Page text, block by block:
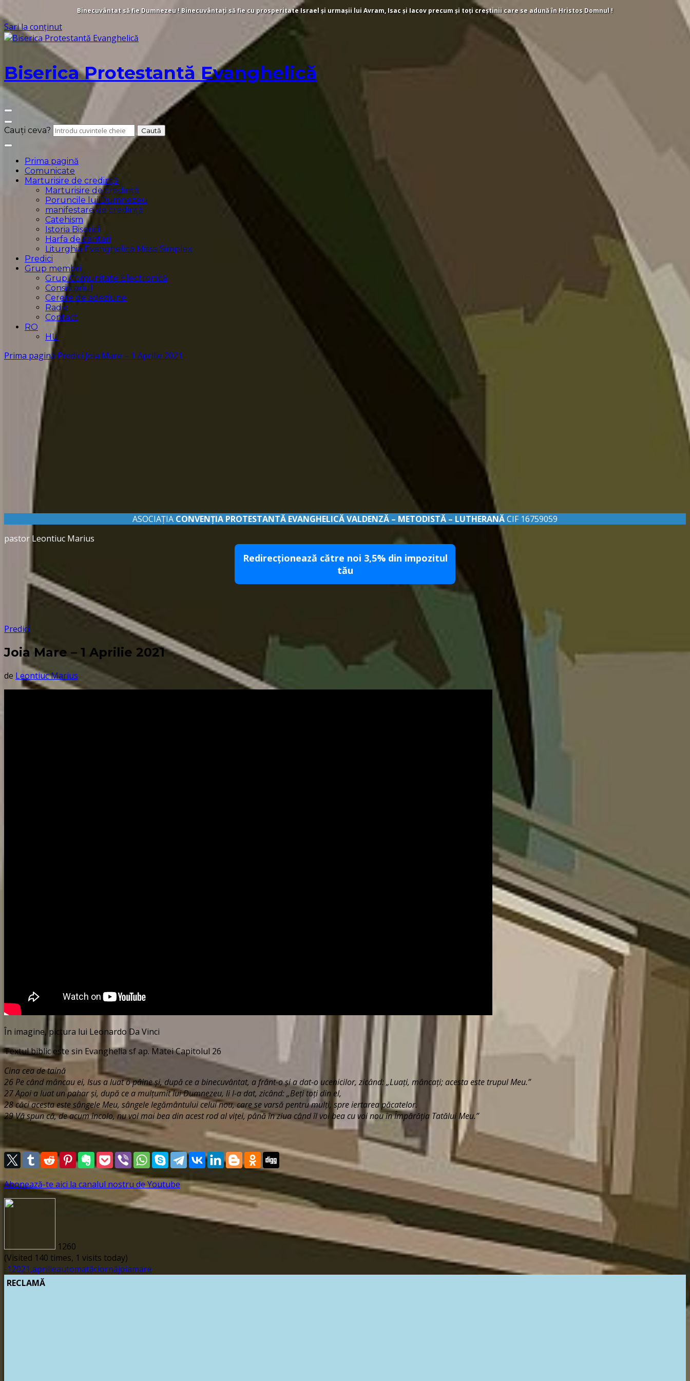
Binecuvântat să fie Dumnezeu ! Binecuvântați să fie cu prosperitate Israel și urmașii lui Avram, Isac și Iacov precum și toți creștinii care se adună în Hristos Domnul !
Sari la conținut
Biserica Protestantă Evanghelică
Cauți ceva?
Prima pagină
Comunicate
Marturisire de credință
Marturisire de credință
Poruncile lui Dumnezeu
manifestare de credință
Catehism
Istoria Bisericii
Harfa de cantari
Liturghia Evanghelică Missa Simplex
Predici
Grup membrii
Grup Comunitate Electronică
Consistoriul
Cerere de adeziune
Radio
Contact
RO
HU
Prima pagină Predici Joia Mare – 1 Aprilie 2021
ASOCIAȚIA CONVENŢIA PROTESTANTĂ EVANGHELICĂ VALDENZĂ – METODISTĂ – LUTHERANĂCIF 16759059
pastor Leontiuc Marius
Redirecționează către noi 3,5% din impozitul
tău
Predici
Joia Mare – 1 Aprilie 2021
de Leontiuc Marius
În imagine, pictura lui Leonardo Da Vinci
Textul biblic este sin Evanghelia sf ap. Matei Capitolul 26
Cina cea de taină
26 Pe când mâncau ei, Isus a luat o pâine şi, după ce a binecuvântat, a frânt-o şi a dat-o ucenicilor, zicând: „Luaţi, mâncaţi; acesta este trupul Meu.”
27 Apoi a luat un pahar şi, după ce a mulţumit lui Dumnezeu, li l-a dat, zicând: „Beţi toţi din el,
28 căci acesta este sângele Meu, sângele legământului celui nou, care se varsă pentru mulţi, spre iertarea păcatelor.
29 Vă spun că, de acum încolo, nu voi mai bea din acest rod al viţei, până în ziua când îl voi bea cu voi nou în Împărăţia Tatălui Meu.”
Abonează-te aici la canalul nostru de Youtube
1260
(Visited 140 times, 1 visits today)
-12021,aprilieautomatăciornăjoiamare
RECLAMĂ